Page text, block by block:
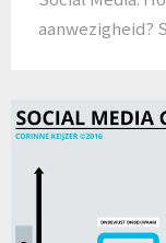
aanwezigheid?